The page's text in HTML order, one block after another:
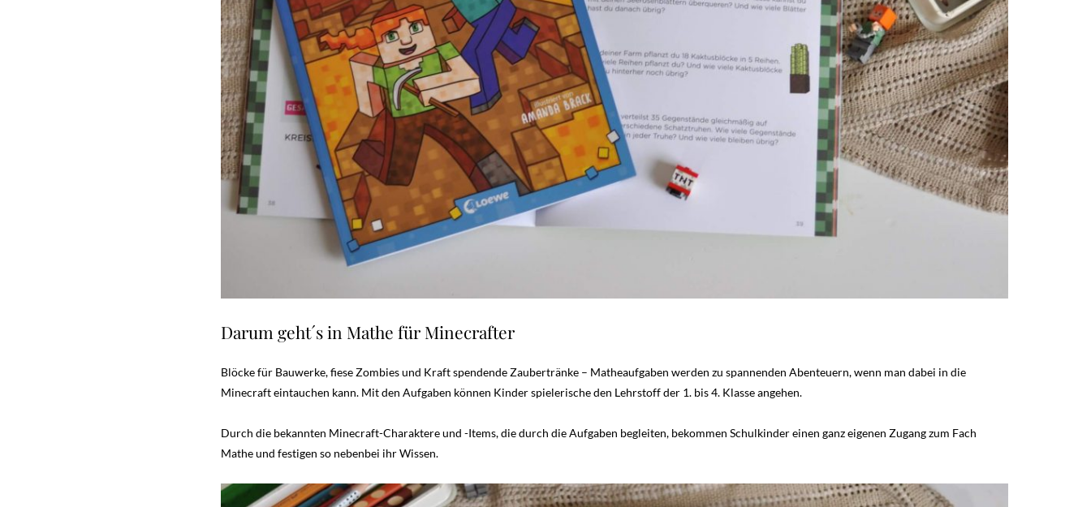
Darum geht´s in Mathe für Minecrafter
Blöcke für Bauwerke, fiese Zombies und Kraft spendende Zaubertränke – Matheaufgaben werden zu spannenden Abenteuern, wenn man dabei in die
Minecraft eintauchen kann. Mit den Aufgaben können Kinder spielerische den Lehrstoff der 1. bis 4. Klasse angehen.
Durch die bekannten Minecraft-Charaktere und -Items, die durch die Aufgaben begleiten, bekommen Schulkinder einen ganz eigenen Zugang zum Fach
Mathe und festigen so nebenbei ihr Wissen.